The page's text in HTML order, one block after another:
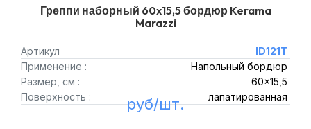
Греппи наборный 60x15,5 бордюр Kerama
Marazzi
Артикул
ID121T
Применение :
Напольный бордюр
Размер, см :
60x15,5
Поверхность :
лапатированная
руб/шт.